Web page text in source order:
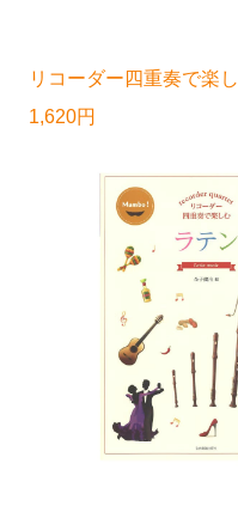
リコーダー四重奏で楽
1,620円